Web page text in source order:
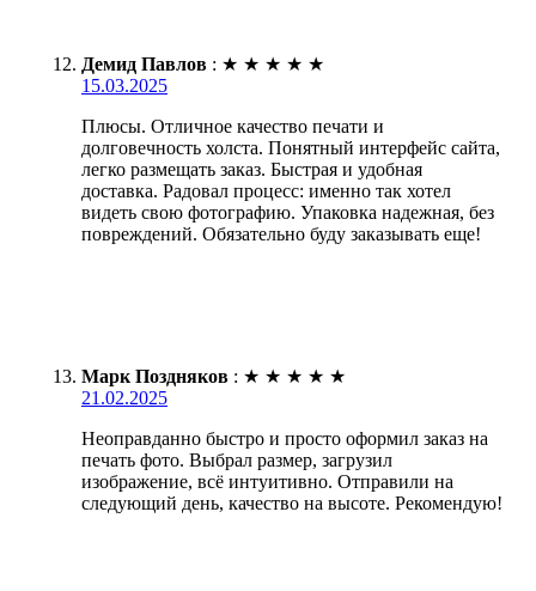
Демид Павлов : ★ ★ ★ ★ ★
15.03.2025
Плюсы. Отличное качество печати и
долговечность холста. Понятный интерфейс сайта,
легко размещать заказ. Быстрая и удобная
доставка. Радовал процесс: именно так хотел
видеть свою фотографию. Упаковка надежная, без
повреждений. Обязательно буду заказывать еще!
Марк Поздняков : ★ ★ ★ ★ ★
21.02.2025
Неоправданно быстро и просто оформил заказ на
печать фото. Выбрал размер, загрузил
изображение, всё интуитивно. Отправили на
следующий день, качество на высоте. Рекомендую!